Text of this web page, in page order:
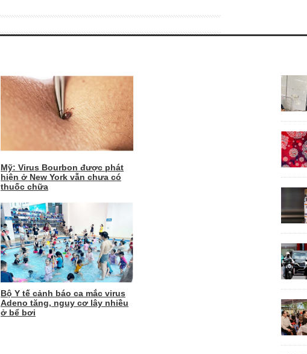
Mỹ: Virus Bourbon được phát
hiện ở New York vẫn chưa có
thuốc chữa
Bộ Y tế cảnh báo ca mắc virus
Adeno tăng, nguy cơ lây nhiều
ở bể bơi